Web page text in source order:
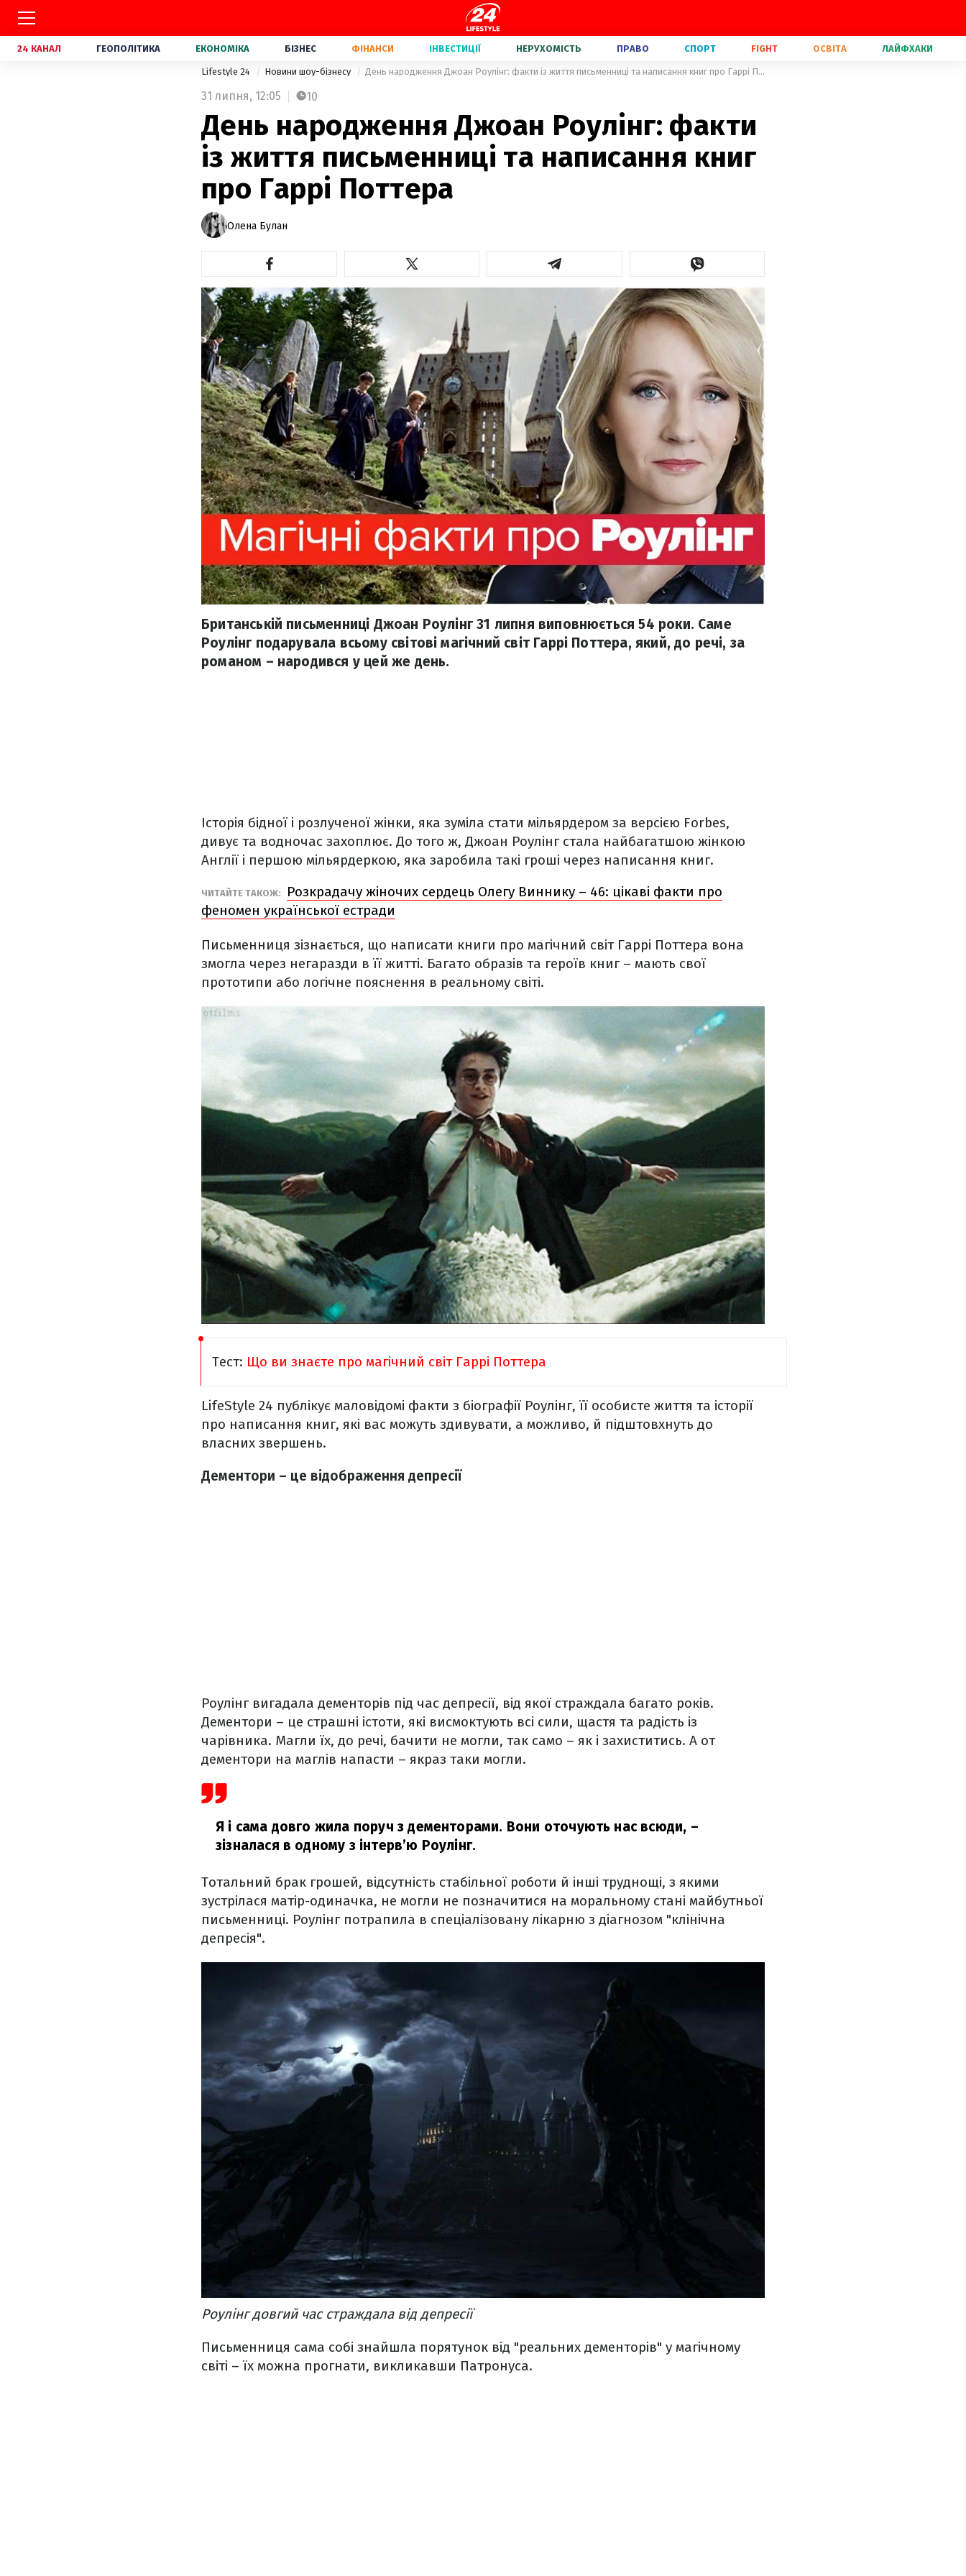
24 КАНАЛ ГЕОПОЛІТИКА ЕКОНОМІКА БІЗНЕС ФІНАНСИ ІНВЕСТИЦІЇ НЕРУХОМІСТЬ ПРАВО СПОРТ FIGHT ОСВІТА ЛАЙФХАКИ
Lifestyle 24 Новини шоу-бізнесу День народження Джоан Роулінг: факти із життя письменниці та написання книг про Гаррі Поттера
31 липня, 12:05 10
День народження Джоан Роулінг: факти
із життя письменниці та написання книг
про Гаррі Поттера
Олена Булан
Британській письменниці Джоан Роулінг 31 липня виповнюється 54 роки. Саме
Роулінг подарувала всьому світові магічний світ Гаррі Поттера, який, до речі, за
романом – народився у цей же день.
Історія бідної і розлученої жінки, яка зуміла стати мільярдером за версією Forbes,
дивує та водночас захоплює. До того ж, Джоан Роулінг стала найбагатшою жінкою
Англії і першою мільярдеркою, яка заробила такі гроші через написання книг.
ЧИТАЙТЕ ТАКОЖ:
Розкрадачу жіночих сердець Олегу Виннику – 46: цікаві факти про
феномен української естради
Письменниця зізнається, що написати книги про магічний світ Гаррі Поттера вона
змогла через негаразди в її житті. Багато образів та героїв книг – мають свої
прототипи або логічне пояснення в реальному світі.
Тест: Що ви знаєте про магічний світ Гаррі Поттера
LifeStyle 24 публікує маловідомі факти з біографії Роулінг, її особисте життя та історії
про написання книг, які вас можуть здивувати, а можливо, й підштовхнуть до
власних звершень.
Дементори – це відображення депресії
Роулінг вигадала дементорів під час депресії, від якої страждала багато років.
Дементори – це страшні істоти, які висмоктують всі сили, щастя та радість із
чарівника. Магли їх, до речі, бачити не могли, так само – як і захиститись. А от
дементори на маглів напасти – якраз таки могли.
Я і сама довго жила поруч з дементорами. Вони оточують нас всюди, –
зізналася в одному з інтерв’ю Роулінг.
Тотальний брак грошей, відсутність стабільної роботи й інші труднощі, з якими
зустрілася матір-одиначка, не могли не позначитися на моральному стані майбутньої
письменниці. Роулінг потрапила в спеціалізовану лікарню з діагнозом "клінічна
депресія".
Роулінг довгий час страждала від депресії
Письменниця сама собі знайшла порятунок від "реальних дементорів" у магічному
світі – їх можна прогнати, викликавши Патронуса.